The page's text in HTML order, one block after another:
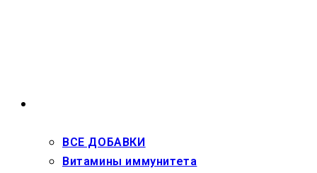
ВСЕ ДОБАВКИ
Витамины иммунитета